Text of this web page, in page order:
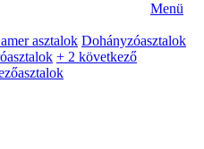
Menü
asztalok Dohányzóasztalok
+ 2 következő